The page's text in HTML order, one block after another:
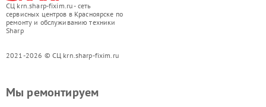
СЦ krn.sharp-fixim.ru - сеть
сервисных центров в Красноярске по
ремонту и обслуживанию техники
Sharp
2021-2026 © СЦ krn.sharp-fixim.ru
Мы ремонтируем